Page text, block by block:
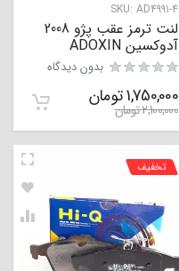
SKU: AD4991-4
لنت ترمز عقب پژو 2008
آدوکسین ADOXIN
بدون دیدگاه
1,750,000تومان
2,100,000تومان
تخفیف